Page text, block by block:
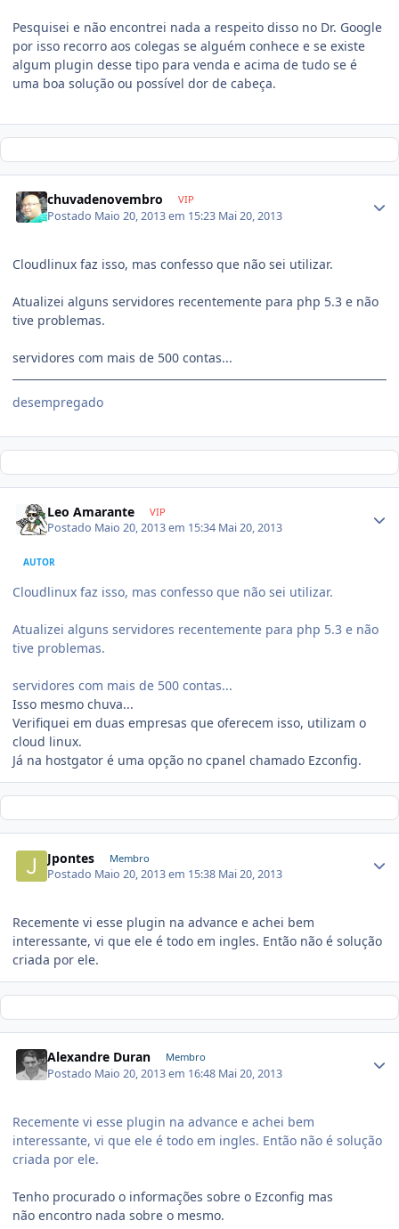
Pesquisei e não encontrei nada a respeito disso no Dr. Google
por isso recorro aos colegas se alguém conhece e se existe
algum plugin desse tipo para venda e acima de tudo se é
uma boa solução ou possível dor de cabeça.
chuvadenovembro VIP
Postado Maio 20, 2013 em 15:23 Mai 20, 2013
Cloudlinux faz isso, mas confesso que não sei utilizar.
Atualizei alguns servidores recentemente para php 5.3 e não
tive problemas.
servidores com mais de 500 contas...
desempregado
Leo Amarante VIP
Postado Maio 20, 2013 em 15:34 Mai 20, 2013
AUTOR
Cloudlinux faz isso, mas confesso que não sei utilizar.
Atualizei alguns servidores recentemente para php 5.3 e não
tive problemas.
servidores com mais de 500 contas...
Isso mesmo chuva...
Verifiquei em duas empresas que oferecem isso, utilizam o
cloud linux.
Já na hostgator é uma opção no cpanel chamado Ezconfig.
Jpontes Membro
Postado Maio 20, 2013 em 15:38 Mai 20, 2013
Recemente vi esse plugin na advance e achei bem
interessante, vi que ele é todo em ingles. Então não é solução
criada por ele.
Alexandre Duran Membro
Postado Maio 20, 2013 em 16:48 Mai 20, 2013
Recemente vi esse plugin na advance e achei bem
interessante, vi que ele é todo em ingles. Então não é solução
criada por ele.
Tenho procurado o informações sobre o Ezconfig mas
não encontro nada sobre o mesmo.